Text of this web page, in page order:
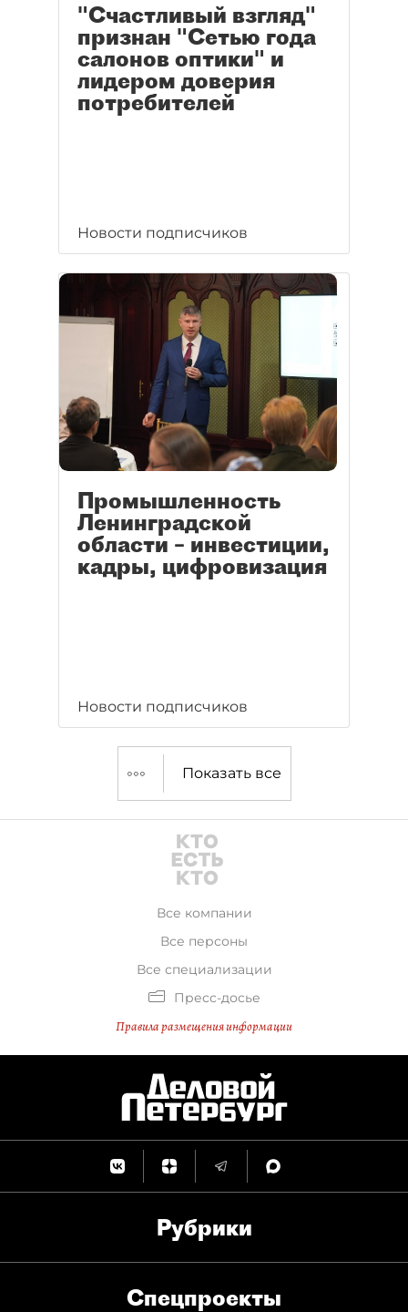
"Счастливый взгляд"
признан "Сетью года
салонов оптики" и
лидером доверия
потребителей
Новости подписчиков
Промышленность
Ленинградской
области – инвестиции,
кадры, цифровизация
Новости подписчиков
Показать все
Все компании
Все персоны
Все специализации
Пресс-досье
Правила размещения информации
Рубрики
Спец­проекты